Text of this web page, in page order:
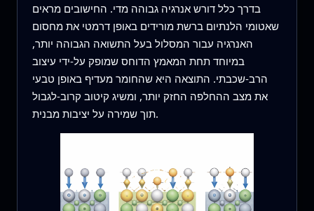
בדרך כלל דורש אנרגיה גבוהה מדי. החישובים מראים
שאטומי הלנתיום ברשת מורידים באופן דרמטי את מחסום
האנרגיה עבור המסלול בעל התשואה הגבוהה יותר,
במיוחד תחת המאמץ הדוחס שמופק על‑ידי עיצוב
הרב‑שכבתי. התוצאה היא שהחומר מעדיף באופן טבעי
את מצב ההחלפה החזק יותר, ומשיג קיטוב קרוב‑לגבול
תוך שמירה על יציבות מבנית.